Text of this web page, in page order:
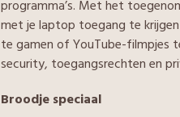
programma’s. Met het
met je laptop toegang te
te gamen of YouTube-filmpjes
security, toegangsrechten en
Broodje speciaal